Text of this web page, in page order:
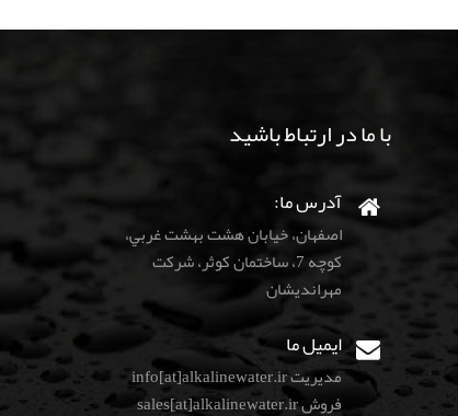
با ما در ارتباط باشید
آدرس ما:
اصفهان، خيابان هشت بهشت غربي،
كوچه 7، ساختمان كوثر، شركت
مهرانديشان
ایمیل ما
مدیریت info[at]alkalinewater.ir
فروش sales[at]alkalinewater.ir